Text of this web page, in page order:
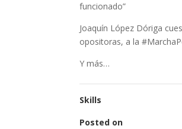
funcionado”
Joaquín López Dóriga
opositoras, a la
Y más…
Skills
Posted on